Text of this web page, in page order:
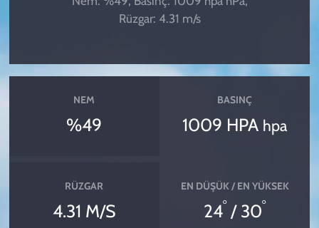
Rüzgar: 4.31 m/s
NEM
%49
BASINÇ
1009 HPA hpa
RÜZGAR
4.31 M/S
EN DÜŞÜK / EN YÜKSEK
24° / 30°